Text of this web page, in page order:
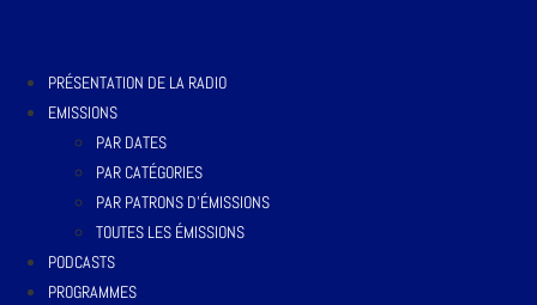
PRÉSENTATION DE LA RADIO
EMISSIONS
PAR DATES
PAR CATÉGORIES
PAR PATRONS D’ÉMISSIONS
TOUTES LES ÉMISSIONS
PODCASTS
PROGRAMMES